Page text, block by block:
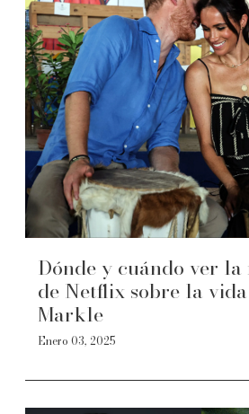
Dónde y cuándo ver la
de Netflix sobre la
Markle
Enero 03, 2025